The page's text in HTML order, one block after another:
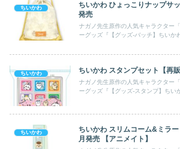
ちいかわ
ちいかわ ひょっこりナップサ
発売
ナガノ先生原作の人気キャラクター
ーグッズ『【グッズ-バッチ】ちいか
ちいかわ ちいかわ スタンプセット【再
ナガノ先生原作の人気キャラクター
ーグッズ『【グッズ-スタンプ】ちい
ちいかわ
ちいかわ スリムコーム&ミラ
月発売 【アニメイト】